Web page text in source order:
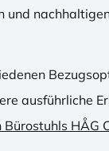
und
ausführliche
HÅG